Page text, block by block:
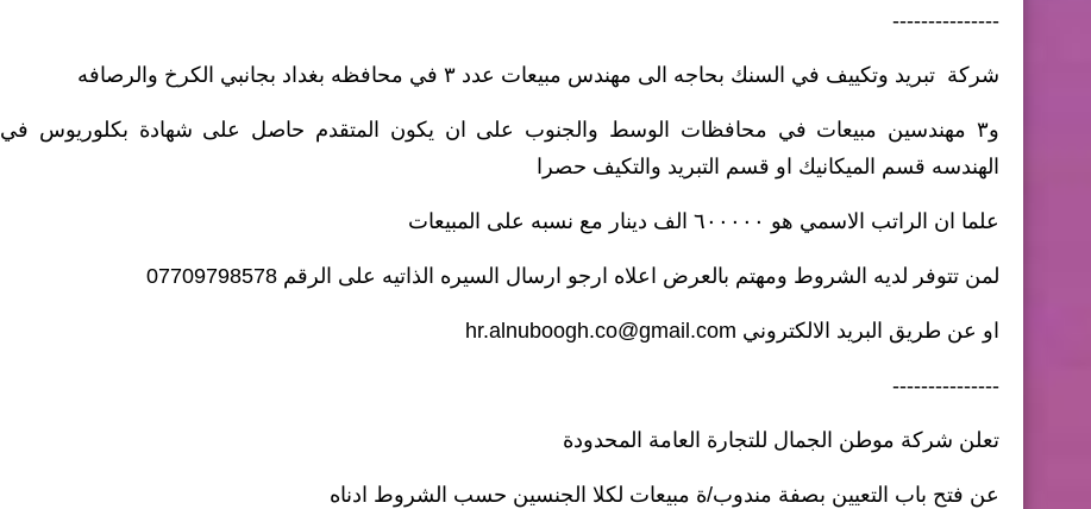
---------------
شركة تبريد وتكييف في السنك بحاجه الى مهندس مبيعات عدد ٣ في محافظه بغداد بجانبي الكرخ والرصافه
و٣ مهندسين مبيعات في محافظات الوسط والجنوب على ان يكون المتقدم حاصل على شهادة بكلوريوس في
الهندسه قسم الميكانيك او قسم التبريد والتكيف حصرا
علما ان الراتب الاسمي هو ٦٠٠٠٠٠ الف دينار مع نسبه على المبيعات
لمن تتوفر لديه الشروط ومهتم بالعرض اعلاه ارجو ارسال السيره الذاتيه على الرقم 07709798578
او عن طريق البريد الالكتروني hr.alnuboogh.co@gmail.com
---------------
تعلن شركة موطن الجمال للتجارة العامة المحدودة
عن فتح باب التعيين بصفة مندوب/ة مبيعات لكلا الجنسين حسب الشروط ادناه